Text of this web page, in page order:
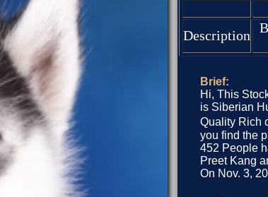
Description
Brief:
Hi, This
is Siberian
Quality Rich
you find the
452 People
Preet Kang
On Nov. 3,